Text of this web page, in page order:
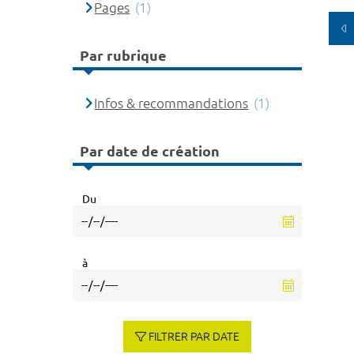
Pages (1)
Par rubrique
Infos & recommandations (1)
Par date de création
Du
à
FILTRER PAR DATE